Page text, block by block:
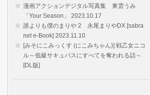
漫画アクションデジタル写真集 東雲うみ
「Your Season」 2023.10.17
誰よりも僕のまりや 2 永尾まりやDX [sabra
net e-Book] 2023.11.10
[みそにこみっくす (にこみちゃん)] 戦乙女ニコ
ル～低級サキュバスにすべてを奪われる話～
[DL版]